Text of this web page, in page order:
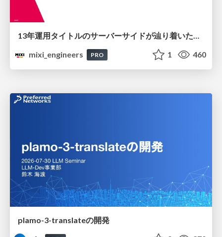
mixi_engineers
PRO 1 460
plamo-3-translateの開発